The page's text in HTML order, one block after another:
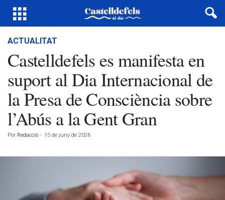
ACTUALITAT
Castelldefels es manifesta en
suport al Dia Internacional de
la Presa de Consciència sobre
l’Abús a la Gent Gran
Por Redacció - 15 de juny de 2026